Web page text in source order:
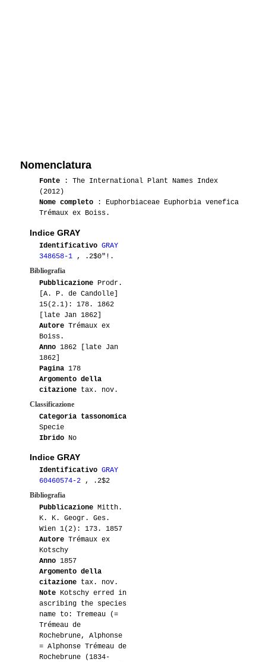
Nomenclatura
Fonte : The International Plant Names Index
(2012)
Nome completo : Euphorbiaceae Euphorbia venefica
Trémaux ex Boiss.
Indice GRAY
Identificativo GRAY
348658-1 , .2$0"!.
Bibliografia
Pubblicazione Prodr.
[A. P. de Candolle]
15(2.1): 178. 1862
[late Jan 1862]
Autore Trémaux ex
Boiss.
Anno 1862 [late Jan
1862]
Pagina 178
Argomento della
citazione tax. nov.
Classificazione
Categoria tassonomica
Specie
Ibrido No
Indice GRAY
Identificativo GRAY
60460574-2 , .2$2
Bibliografia
Pubblicazione Mitth.
K. K. Geogr. Ges.
Wien 1(2): 173. 1857
Autore Trémaux ex
Kotschy
Anno 1857
Argomento della
citazione tax. nov.
Note Kotschy erred in
ascribing the species
name to: Tremeau (=
Trémeau de
Rochebrune, Alphonse
= Alphonse Trémeau de
Rochebrune (1834-